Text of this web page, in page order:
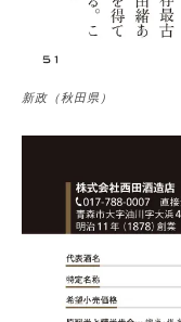
新政（秋田県）